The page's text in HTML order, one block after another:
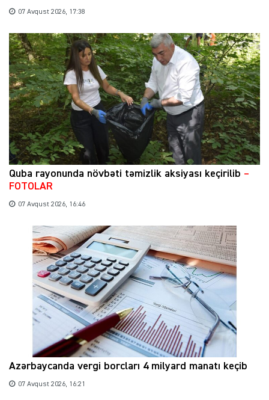
07 Avqust 2026, 17:38
Quba rayonunda növbəti təmizlik aksiyası keçirilib –
FOTOLAR
07 Avqust 2026, 16:46
Azərbaycanda vergi borcları 4 milyard manatı keçib
07 Avqust 2026, 16:21